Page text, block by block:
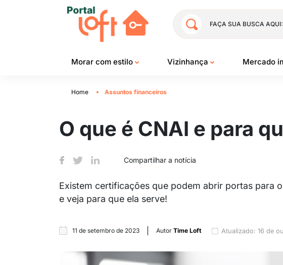
FAÇA SUA BUSCA AQUI:
Morar com estilo Vizinhança Mercado
Home Assuntos financeiros
O que é CNAI e para
Compartilhar a notícia
Existem certificações que podem abrir portas para
e veja para que ela serve!
11 de setembro de 2023 Autor Time Loft Atualizado: 16 de